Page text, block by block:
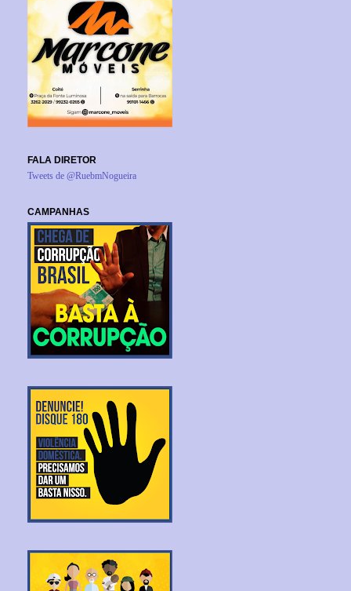
FALA DIRETOR
Tweets de @RuebmNogueira
CAMPANHAS